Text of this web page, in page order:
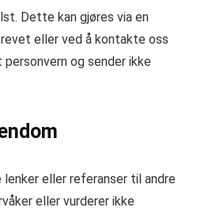
Dette kan gjøres via en
eller ved å kontakte oss
og sender ikke
eller referanser til andre
eller vurderer ikke